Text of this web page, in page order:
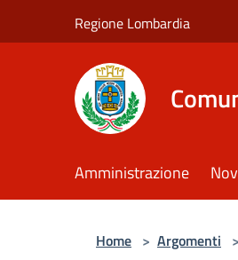
Regione Lombardia
Amministrazione
Home > Argomenti >